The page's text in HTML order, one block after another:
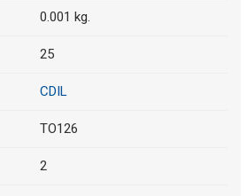
0.001 kg.
25
CDIL
TO126
2